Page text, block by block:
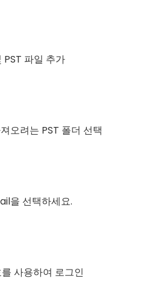
PST 파일 추가
오려는 PST 폴더 선택
을 선택하세요.
사용하여 로그인